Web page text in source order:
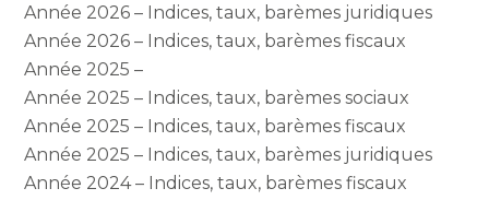
Année 2026 – Indices, taux, barèmes juridiques
Année 2026 – Indices, taux, barèmes fiscaux
Année 2025 –
Année 2025 – Indices, taux, barèmes sociaux
Année 2025 – Indices, taux, barèmes fiscaux
Année 2025 – Indices, taux, barèmes juridiques
Année 2024 – Indices, taux, barèmes fiscaux